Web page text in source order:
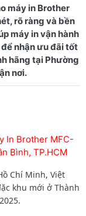
máy in Brother
rõ ràng và bền
máy in vận hành
nhận ưu đãi tốt
hãng tại Phường
In Brother MFC-
Bình, TP.HCM
Chí Minh, Việt
khu mới ở Thành